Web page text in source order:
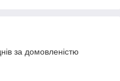
за домовленістю